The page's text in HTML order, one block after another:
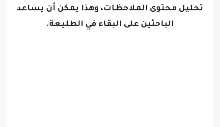
الباحثين على البقاء في الطليعة.